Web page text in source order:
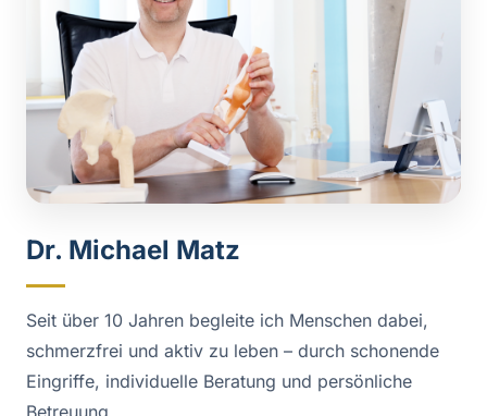
Dr. Michael Matz
Seit über 10 Jahren begleite ich Menschen dabei,
schmerzfrei und aktiv zu leben – durch schonende
Eingriffe, individuelle Beratung und persönliche